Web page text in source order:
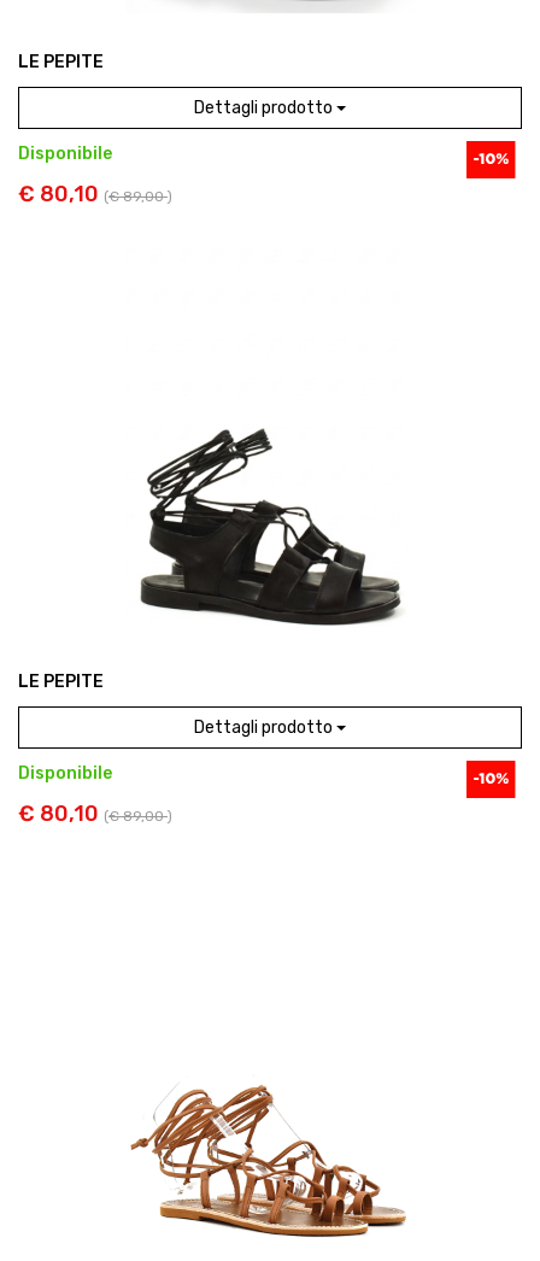
LE PEPITE
Dettagli prodotto
Disponibile
€ 80,10 (€ 89,00)
LE PEPITE
Dettagli prodotto
Disponibile
€ 80,10 (€ 89,00)